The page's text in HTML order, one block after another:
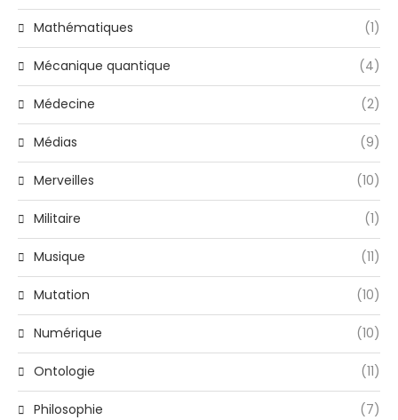
Mathématiques (1)
Mécanique quantique (4)
Médecine (2)
Médias (9)
Merveilles (10)
Militaire (1)
Musique (11)
Mutation (10)
Numérique (10)
Ontologie (11)
Philosophie (7)